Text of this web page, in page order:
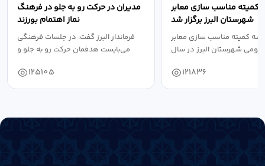
مدیران در حرکت رو به جلو در فرهنگ
نماز اهتمام بورزند
فرماندار البرز گفت: در جلسات فرهنگی
می‌بایست هدفمان حرکت رو به جلو و
125105
کمیته مناسب سازی معابر
شهرستان البرز برگزار شد
کمیته مناسب سازی معابر
شهرستان البرز در سال
121836